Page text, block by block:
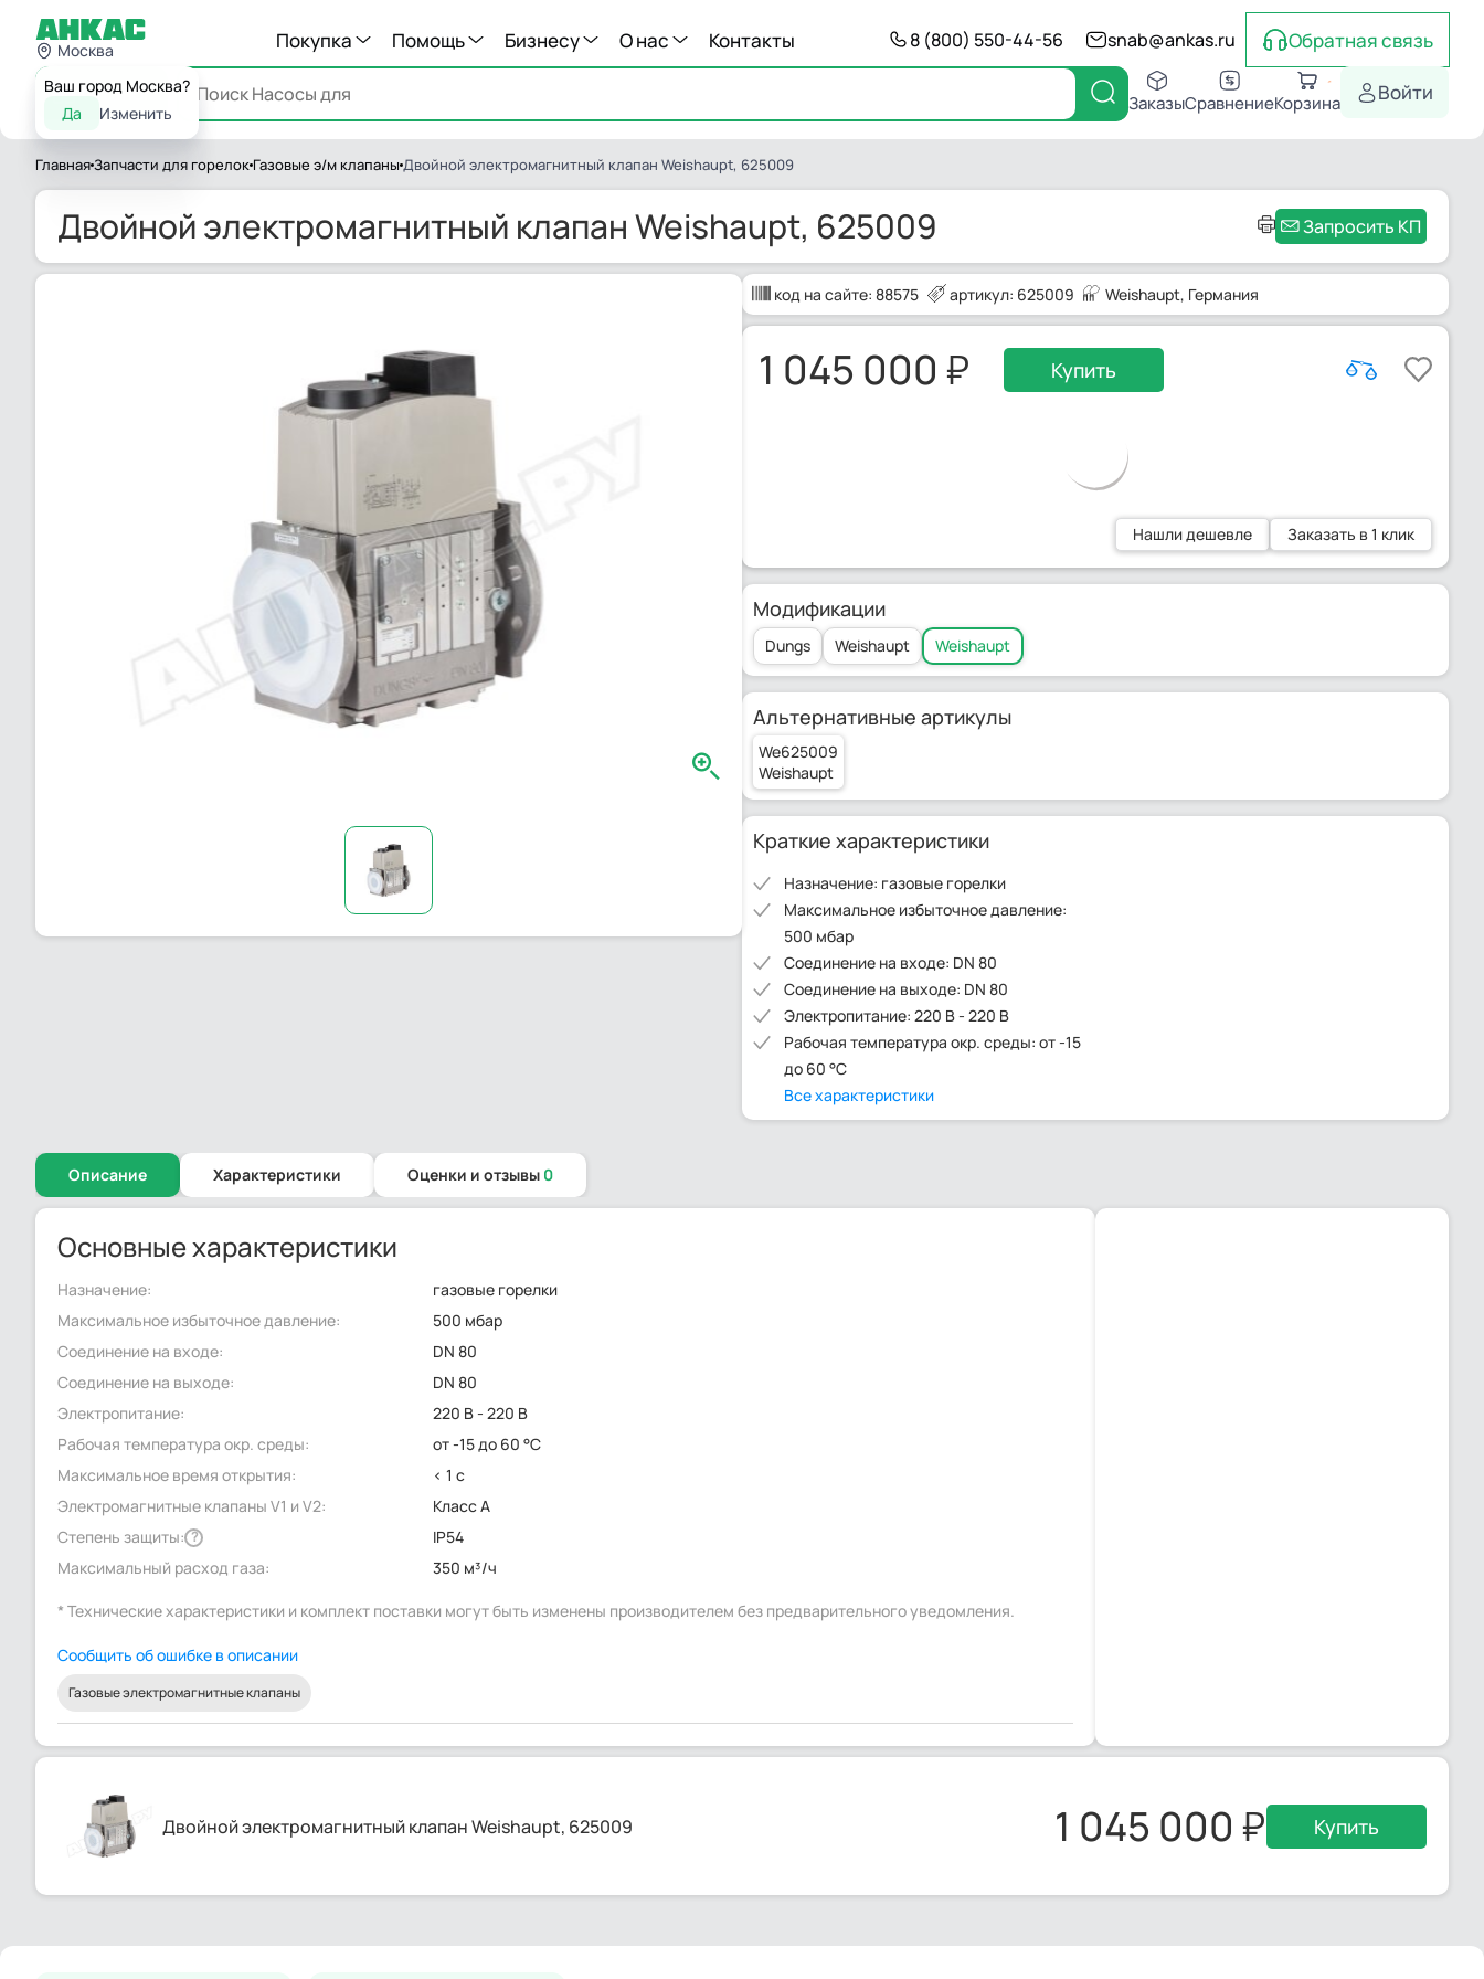
Москва
Ваш город Москва?
Да
Изменить
Покупка Помощь Бизнесу О нас Контакты 8 (800) 550-44-56 snab@ankas.ru Обратная связь
Каталог ЗаказыСравнениеКорзина Войти
ГлавнаяЗапчасти для горелок Газовые э/м клапаны Двойной электромагнитный клапан Weishaupt, 625009
Двойной электромагнитный клапан Weishaupt, 625009 Запросить КП
код на сайте: 88575 артикул: 625009 Weishaupt, Германия
1 045 000 Купить
Нашли дешевле Заказать в 1 клик
Модификации
Dungs Weishaupt Weishaupt
Альтернативные артикулы
We625009
Weishaupt
Краткие характеристики
Назначение: газовые горелки
Максимальное избыточное давление:
500 мбар
Соединение на входе: DN 80
Соединение на выходе: DN 80
Электропитание: 220 В - 220 В
Рабочая температура окр. среды: от -15
до 60 °C
Все характеристики
Описание Характеристики Оценки и отзывы 0
Основные характеристики
Назначение:
газовые горелки
Максимальное избыточное давление:
500 мбар
Соединение на входе:
DN 80
Соединение на выходе:
DN 80
Электропитание:
220 В - 220 В
Рабочая температура окр. среды:
от -15 до 60 °C
Максимальное время открытия:
< 1 с
Электромагнитные клапаны V1 и V2:
Класс А
Степень защиты: ?
IP54
Максимальный расход газа:
350 м³/ч
* Технические характеристики и комплект поставки могут быть изменены производителем без предварительного уведомления.
Сообщить об ошибке в описании
Газовые электромагнитные клапаны
Двойной электромагнитный клапан Weishaupt, 625009 1 045 000 Купить